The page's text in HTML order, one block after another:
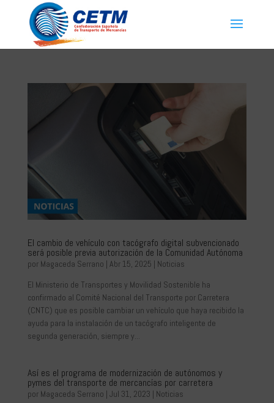
El cambio de vehículo con tacógrafo digital subvencionado
será posible previa autorización de la Comunidad Autónoma
por Magaceda Serrano | Abr 15, 2025 | Noticias
El Ministerio de Transportes y Movilidad Sostenible ha
confirmado al Comité Nacional del Transporte por Carretera
(CNTC) que es posible cambiar un vehículo que haya recibido la
ayuda para la instalación de un tacógrafo inteligente de
segunda generación, siempre y...
Así es el programa de modernización de autónomos y
pymes del transporte de mercancías por carretera
por Magaceda Serrano | Jul 31, 2023 | Noticias